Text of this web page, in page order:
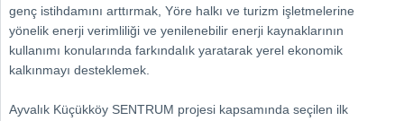
genç istihdamını arttırmak, Yöre halkı ve turizm işletmelerine
yönelik enerji verimliliği ve yenilenebilir enerji kaynaklarının
kullanımı konularında farkındalık yaratarak yerel ekonomik
kalkınmayı desteklemek.
Ayvalık Küçükköy SENTRUM projesi kapsamında seçilen ilk